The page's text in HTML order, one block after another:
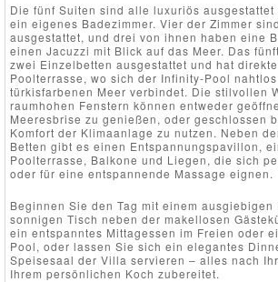
Die fünf Suiten sind alle luxuriös
ein eigenes Badezimmer. Vier der Zimmer
ausgestattet, und drei von ihnen haben eine
einen Jacuzzi mit Blick auf das Meer. Das
zwei Einzelbetten ausgestattet und hat
Poolterrasse, wo sich der Infinity-Pool nahtlos
türkisfarbenen Meer verbindet. Die stilvollen
raumhohen Fenstern können entweder
Meeresbrise zu genießen, oder geschlossen
Komfort der Klimaanlage zu nutzen. Neben
Betten gibt es einen Entspannungspavillon,
Poolterrasse, Balkone und Liegen, die sich
oder für eine entspannende Massage eignen.
Beginnen Sie den Tag mit einem ausgiebigen
sonnigen Tisch neben der makellosen
ein entspanntes Mittagessen im Freien oder
Pool, oder lassen Sie sich ein elegantes
Speisesaal der Villa servieren – alles nach
Ihrem persönlichen Koch zubereitet.